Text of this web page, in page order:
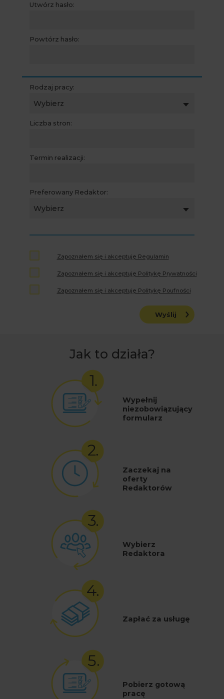
Utwórz hasło:
Powtórz hasło:
Rodzaj pracy:
Wybierz
Liczba stron:
Termin realizacji:
Preferowany Redaktor:
Wybierz
Zapoznałem się i akceptuję Regulamin
Zapoznałem się i akceptuję Politykę Prywatności
Zapoznałem się i akceptuję Politykę Poufności
Wyślij
Jak to działa?
Wypełnij
niezobowiązujący
formularz
Zaczekaj na
oferty
Redaktorów
Wybierz
Redaktora
Zapłać za usługę
Pobierz gotową
pracę